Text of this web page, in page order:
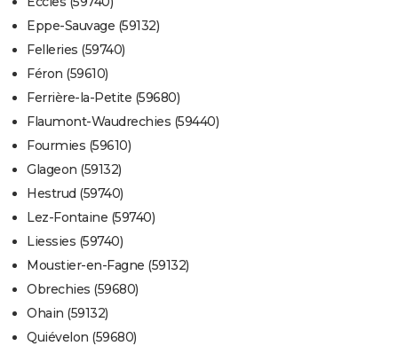
Eppe-Sauvage (59132)
Felleries (59740)
Féron (59610)
Ferrière-la-Petite (59680)
Flaumont-Waudrechies (59440)
Fourmies (59610)
Glageon (59132)
Hestrud (59740)
Lez-Fontaine (59740)
Liessies (59740)
Moustier-en-Fagne (59132)
Obrechies (59680)
Ohain (59132)
Quiévelon (59680)